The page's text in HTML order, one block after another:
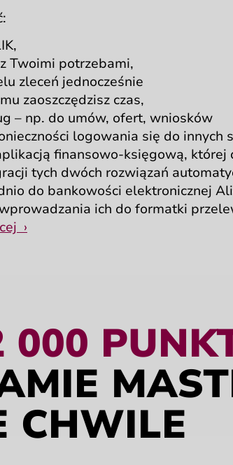
z Twoimi potrzebami,
zleceń jednocześnie
zaoszczędzisz czas,
– np. do umów, ofert, wniosków
logowania się do innych
finansowo-księgową, której
tych dwóch rozwiązań
do bankowości elektronicznej
ich do formatki
›
000
CHWILE